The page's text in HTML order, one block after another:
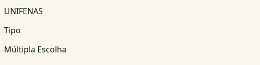
UNIFENAS
Tipo
Múltipla Escolha